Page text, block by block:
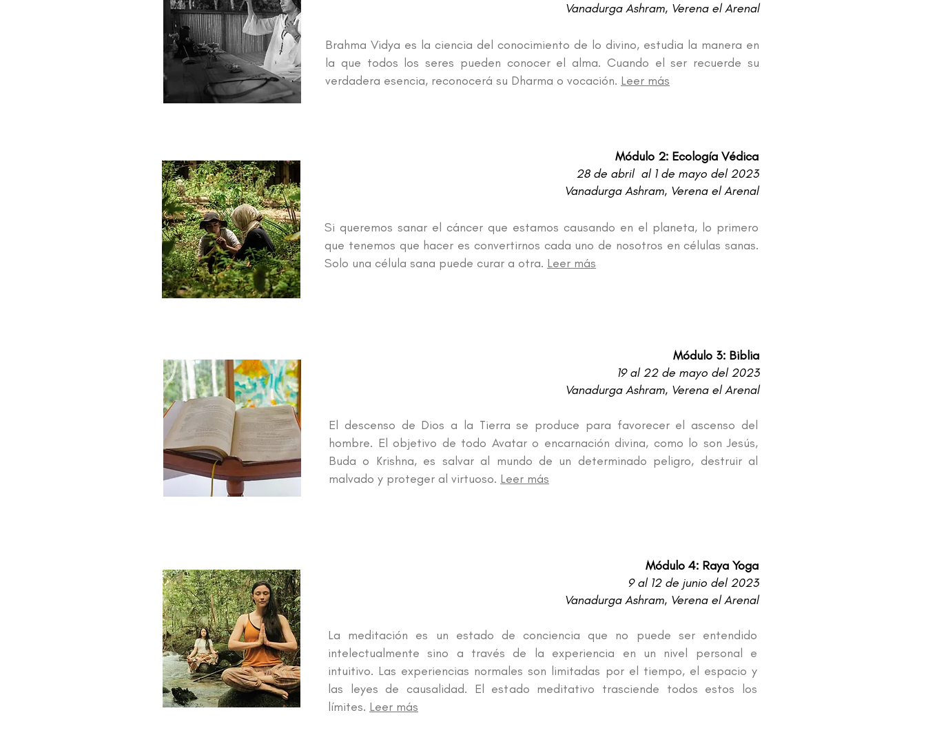
Vanadurga Ashram, Verena el Arenal
Brahma Vidya es la ciencia del conocimiento de lo divino, estudia la manera en
la que todos los seres pueden conocer el alma. Cuando el ser recuerde su
verdadera esencia, reconocerá su Dharma o vocación. Leer más
Módulo 2: Ecología Védica
28 de abril al 1 de mayo del 2023
Vanadurga Ashram, Verena el Arenal
Si queremos sanar el cáncer que estamos causando en el planeta, lo primero
que tenemos que hacer es convertirnos cada uno de nosotros en células sanas.
Solo una célula sana puede curar a otra. Leer más
Módulo 3: Biblia
19 al 22 de mayo del 2023
Vanadurga Ashram, Verena el Arenal
El descenso de Dios a la Tierra se produce para favorecer el ascenso del
hombre. El objetivo de todo Avatar o encarnación divina, como lo son Jesús,
Buda o Krishna, es salvar al mundo de un determinado peligro, destruir al
malvado y proteger al virtuoso. Leer más
Módulo 4: Raya Yoga
9 al 12 de junio del 2023
Vanadurga Ashram, Verena el Arenal
La meditación es un estado de conciencia que no puede ser entendido
intelectualmente sino a través de la experiencia en un nivel personal e
intuitivo. Las experiencias normales son limitadas por el tiempo, el espacio y
las leyes de causalidad. El estado meditativo trasciende todos estos los
límites. Leer más